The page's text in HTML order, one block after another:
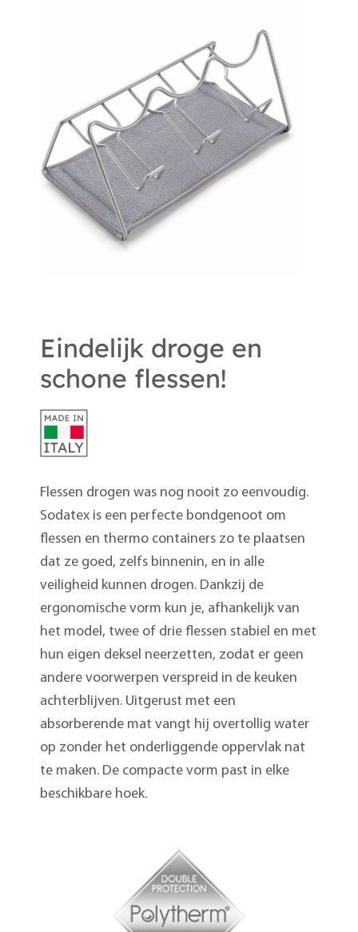
Eindelijk droge en
schone flessen!
Flessen drogen was nog nooit zo eenvoudig.
Sodatex is een perfecte bondgenoot om
flessen en thermo containers zo te plaatsen
dat ze goed, zelfs binnenin, en in alle
veiligheid kunnen drogen. Dankzij de
ergonomische vorm kun je, afhankelijk van
het model, twee of drie flessen stabiel en met
hun eigen deksel neerzetten, zodat er geen
andere voorwerpen verspreid in de keuken
achterblijven. Uitgerust met een
absorberende mat vangt hij overtollig water
op zonder het onderliggende oppervlak nat
te maken. De compacte vorm past in elke
beschikbare hoek.